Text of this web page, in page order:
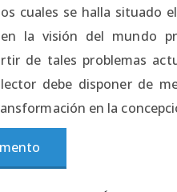
cuales se halla situado
la visión del mundo
de tales problemas
debe disponer de
en la